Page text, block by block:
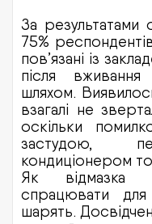
За результатами
75%
пов’язані із
після вживання
шляхом.
взагалі не
оскільки
застудою,
кондиціонером
Як відмазка
спрацювати
шарять.